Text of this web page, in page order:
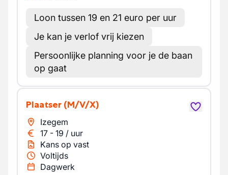
Loon tussen 19 en 21 euro per uur
Je kan je verlof vrij kiezen
Persoonlijke planning voor je de baan
op gaat
Plaatser (M/V/X)
Izegem
17 - 19 / uur
Kans op vast
Voltijds
Dagwerk